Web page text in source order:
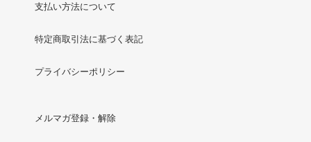
支払い方法について
特定商取引法に基づく表記
プライバシーポリシー
メルマガ登録・解除